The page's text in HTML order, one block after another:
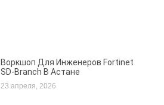
Воркшоп Для Инженеров Fortinet
SD-Branch В Астане
23 апреля, 2026